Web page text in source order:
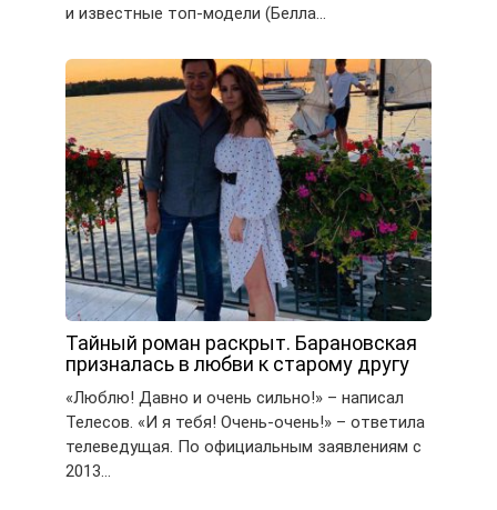
и известные топ-модели (Белла…
Тайный роман раскрыт. Барановская
призналась в любви к старому другу
«Люблю! Давно и очень сильно!» – написал
Телесов. «И я тебя! Очень-очень!» – ответила
телеведущая. По официальным заявлениям с
2013…